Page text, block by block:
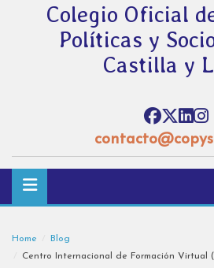
Colegio Oficial
Políticas y
Castilla y
Home
Blog
Centro Internacional de Formación Virtual